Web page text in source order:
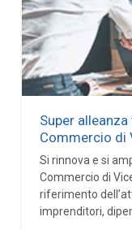
Super
Commercio di
Si rinnova e si
Commercio di
riferimento
imprenditori,